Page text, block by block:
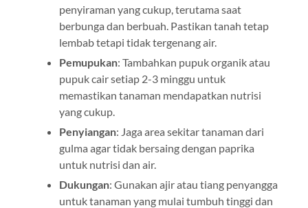
penyiraman yang cukup, terutama saat
berbunga dan berbuah. Pastikan tanah tetap
lembab tetapi tidak tergenang air.
Pemupukan: Tambahkan pupuk organik atau
pupuk cair setiap 2-3 minggu untuk
memastikan tanaman mendapatkan nutrisi
yang cukup.
Penyiangan: Jaga area sekitar tanaman dari
gulma agar tidak bersaing dengan paprika
untuk nutrisi dan air.
Dukungan: Gunakan ajir atau tiang penyangga
untuk tanaman yang mulai tumbuh tinggi dan